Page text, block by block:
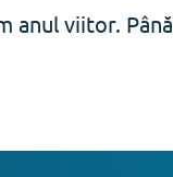
anul viitor.